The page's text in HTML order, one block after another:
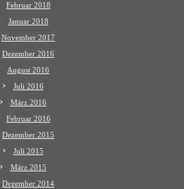
Februar 2018
Januar 2018
November 2017
Dezember 2016
August 2016
Juli 2016
März 2016
Februar 2016
Dezember 2015
Juli 2015
März 2015
Dezember 2014